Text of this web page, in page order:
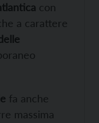
con
a carattere
fa anche
massima